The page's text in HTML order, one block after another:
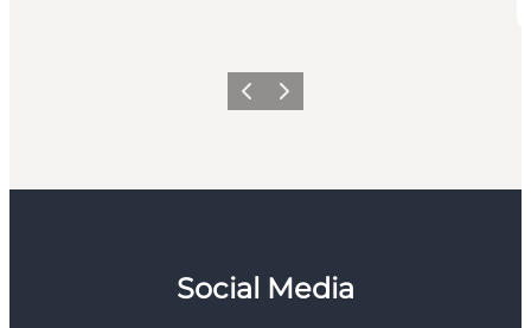
ForrigeNæste
Social Media